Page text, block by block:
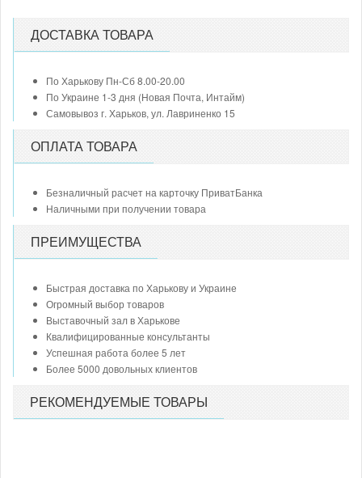
ДОСТАВКА ТОВАРА
По Харькову Пн-Сб 8.00-20.00
По Украине 1-3 дня (Новая Почта, Интайм)
Самовывоз г. Харьков, ул. Лавриненко 15
ОПЛАТА ТОВАРА
Безналичный расчет на карточку ПриватБанка
Наличными при получении товара
ПРЕИМУЩЕСТВА
Быстрая доставка по Харькову и Украине
Огромный выбор товаров
Выставочный зал в Харькове
Квалифицированные консультанты
Успешная работа более 5 лет
Более 5000 довольных клиентов
РЕКОМЕНДУЕМЫЕ ТОВАРЫ